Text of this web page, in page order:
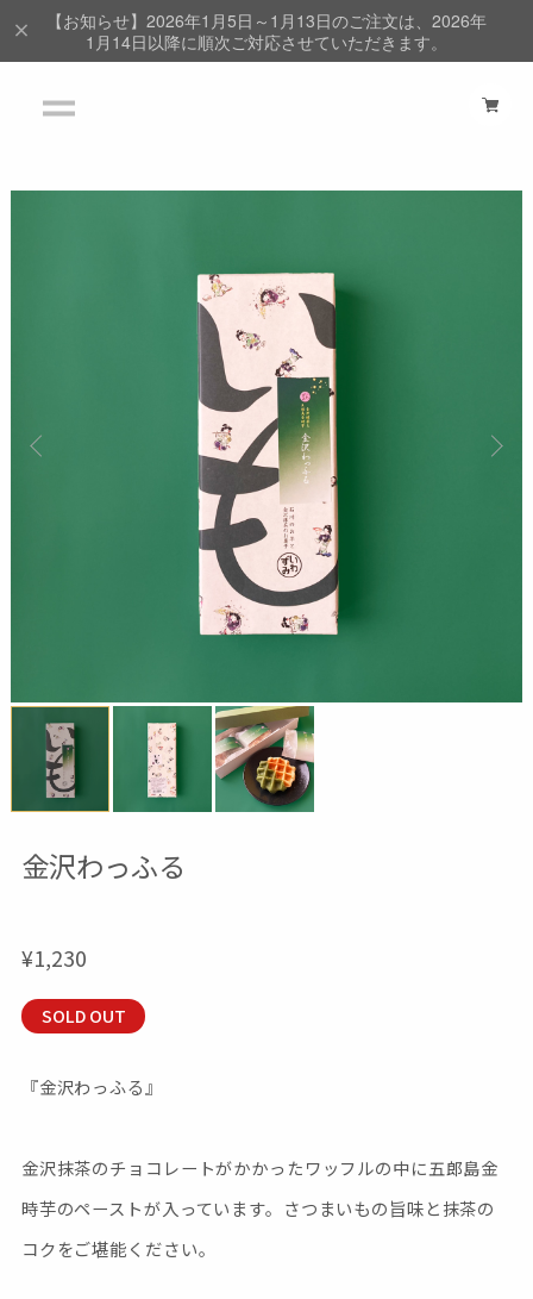
【お知らせ】2026年1月5日～1月13日のご注文は、2026年
1月14日以降に順次ご対応させていただきます。
金沢わっふる
¥1,230
SOLD OUT
『金沢わっふる』
金沢抹茶のチョコレートがかかったワッフルの中に五郎島金
時芋のペーストが入っています。さつまいもの旨味と抹茶の
コクをご堪能ください。